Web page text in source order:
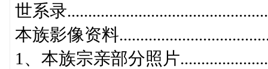
世系录
本族影像资料
1、本族宗亲部分照片